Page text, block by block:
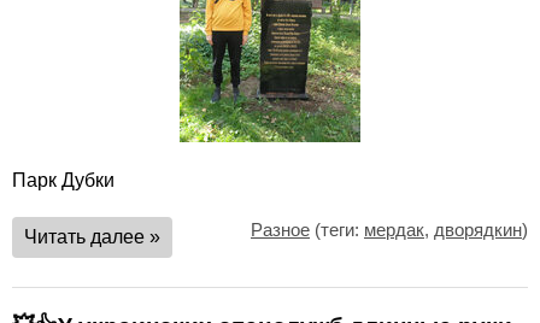
Парк Дубки
Читать далее » Разное (теги: мердак, дворядкин)